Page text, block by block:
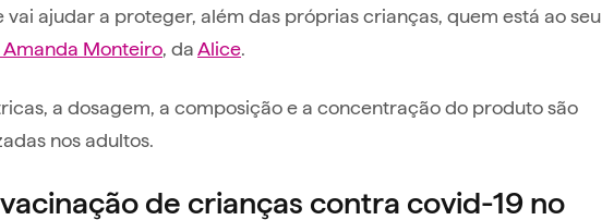
ajudar a proteger, além das próprias crianças, quem está ao seu
Monteiro, daAlice.
a dosagem, a composição e a concentração do produto são
nos adultos.
de crianças contra covid-19 no